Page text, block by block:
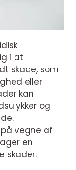
i at
skade, som
eller
kan
og
vegne af
en
skader.